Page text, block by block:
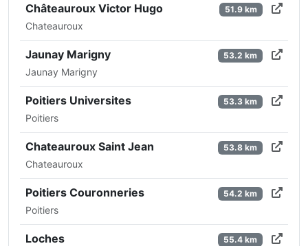
Châteauroux Victor Hugo
Chateauroux
51.9 km
Jaunay Marigny
Jaunay Marigny
53.2 km
Poitiers Universites
Poitiers
53.3 km
Chateauroux Saint Jean
Chateauroux
53.8 km
Poitiers Couronneries
Poitiers
54.2 km
Loches 55.4 km